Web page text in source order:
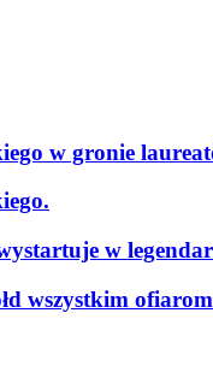
w gronie
w
wszystkim